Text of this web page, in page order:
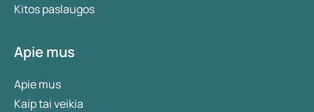
Kitos paslaugos
Apie mus
Apie mus
Kaip tai veikia